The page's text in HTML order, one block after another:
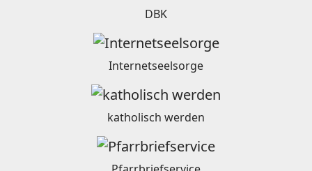
DBK
Internetseelsorge
katholisch werden